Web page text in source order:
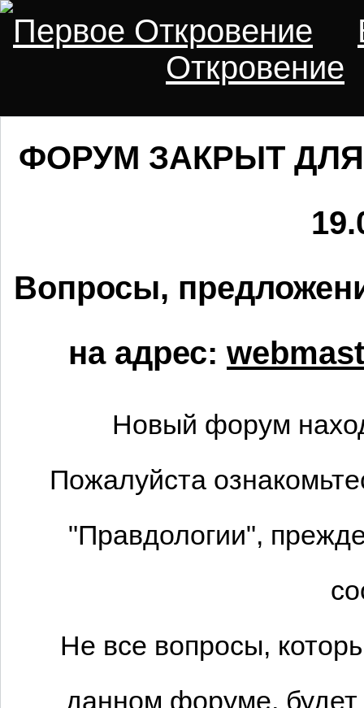
Первое Откровение
Откровение
ФОРУМ ЗАКРЫТ
Вопросы,
на адрес:
Новый форум
Пожалуйста
"Правдологии",
Не все вопросы,
данном форуме,